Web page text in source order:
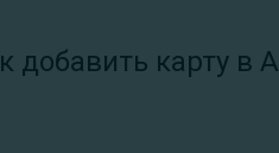
добавить карту в